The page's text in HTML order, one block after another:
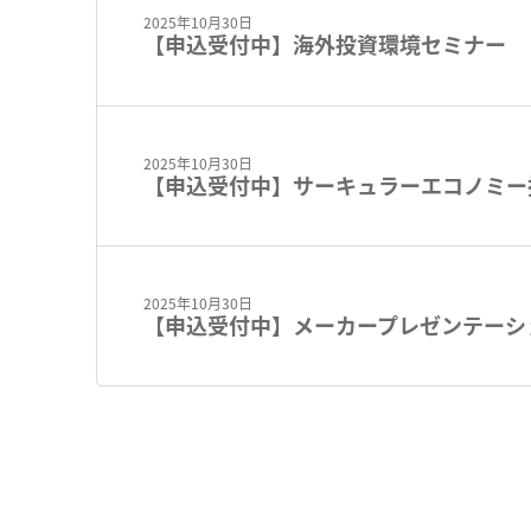
2025年10月30日
【申込受付中】海外投資環境セミナー
2025年10月30日
【申込受付中】サーキュラーエコノミ
2025年10月30日
【申込受付中】メーカープレゼンテー